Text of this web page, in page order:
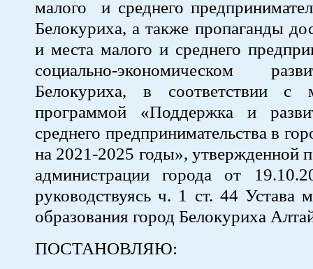
малого и среднего
Белокуриха, а также пропаганды
и места малого и среднего
социально-экономическом
Белокуриха, в соответствии с
программой «Поддержка и
среднего предпринимательства в
на 2021-2025 годы», утвержденной
администрации города от
руководствуясь ч. 1 ст. 44 Устава
образования город Белокуриха
ПОСТАНОВЛЯЮ: